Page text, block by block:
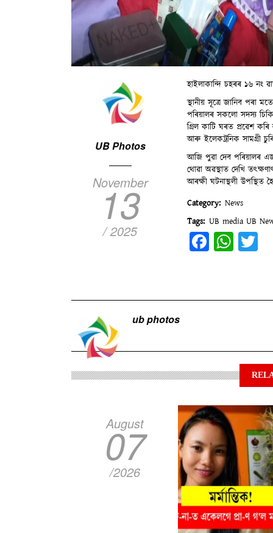
UB Photos
November
13
/ 2025
হাইলাকান্দি চহৰৰ ১৬ নং
স্থানীয় সূত্রে জানিব পৰা
পৰিয়ালৰ সকলো সদস্য
গ্ৰিল কাটি ঘৰত প্ৰৱেশ
আৰু ইলেকট্ৰনিক সামগ্ৰী
আজি পুৱা দেব পৰিয়ালৰ
থোৱা অৱস্থাত দেখি
আৰক্ষী ঘটনাস্থলী উপস্থিত
Category News
Tags UB media UB
Facebook
ub photos
August
07
/2026